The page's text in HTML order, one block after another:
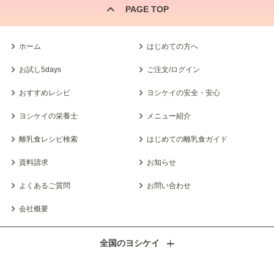
PAGE TOP
ホーム はじめての方へ
お試し5days ご注文/ログイン
おすすめレシピ ヨシケイの安全・安心
ヨシケイの栄養士 メニュー紹介
離乳食レシピ検索 はじめての離乳食ガイド
資料請求 お知らせ
よくあるご質問 お問い合わせ
会社概要
全国のヨシケイ